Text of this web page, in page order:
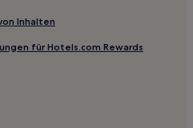
Bayern
Inhalten
für Hotels.com Rewards